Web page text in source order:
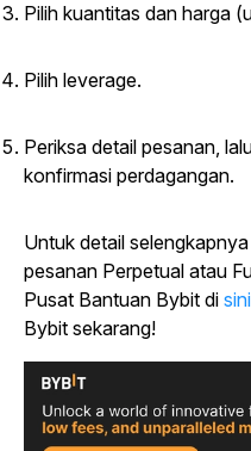
Pilih kuantitas dan harga
Pilih leverage.
Periksa detail pesanan,
konfirmasi perdagangan.
Untuk detail
pesanan Perpetual atau
Pusat Bantuan Bybit di sini
Bybit sekarang!